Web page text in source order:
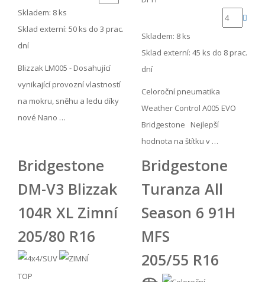
Skladem: 8 ks
Sklad externí: 50 ks do 3 prac.
dní
Blizzak LM005 - Dosahující
vynikající provozní vlastností
na mokru, sněhu a ledu díky
nové Nano …
Skladem: 8 ks
Sklad externí: 45 ks do 8 prac.
dní
Celoroční pneumatika
Weather Control A005 EVO
Bridgestone Nejlepší
hodnota na štítku v …
Bridgestone
DM-V3 Blizzak
104R XL Zimní
205/80 R16
TOP
Bridgestone
Turanza All
Season 6 91H
MFS
205/55 R16